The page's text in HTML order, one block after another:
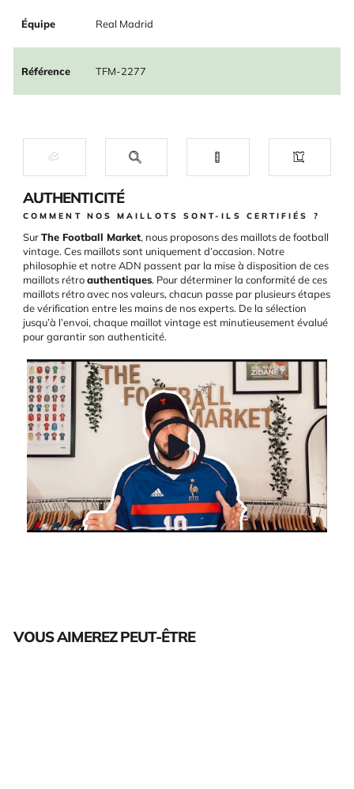
Équipe Real Madrid
Référence TFM-2277
AUTHENTICITÉ
COMMENT NOS MAILLOTS SONT-ILS CERTIFIÉS ?
SurThe Football Market, nous proposons des maillots de football
vintage. Ces maillots sont uniquement d’occasion. Notre
philosophie et notre ADN passent par la mise à disposition de ces
maillots rétroauthentiques. Pour déterminer la conformité de ces
maillots rétro avec nos valeurs, chacun passe par plusieurs étapes
de vérification entre les mains de nos experts. De la sélection
jusqu’à l’envoi, chaque maillot vintage est minutieusement évalué
pour garantir son authenticité.
VOUS AIMEREZ PEUT-ÊTRE